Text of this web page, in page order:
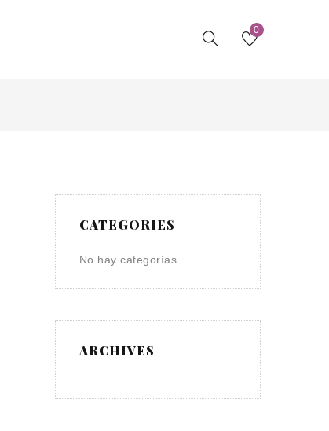
0
CATEGORIES
No hay categorías
ARCHIVES